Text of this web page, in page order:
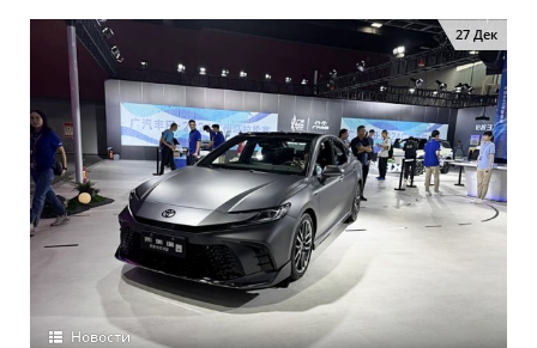
27 Дек
Новости